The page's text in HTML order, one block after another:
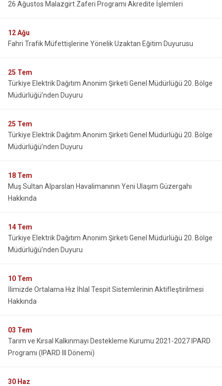
26 Ağustos Malazgirt Zaferi Programı Akredite İşlemleri
12Ağu
Fahri Trafik Müfettişlerine Yönelik Uzaktan Eğitim Duyurusu
25 Tem
Türkiye Elektrik Dağıtım Anonim Şirketi Genel Müdürlüğü 20. Bölge
Müdürlüğü’nden Duyuru
25 Tem
Türkiye Elektrik Dağıtım Anonim Şirketi Genel Müdürlüğü 20. Bölge
Müdürlüğü’nden Duyuru
18 Tem
Muş Sultan Alparslan Havalimanının Yeni Ulaşım Güzergahı
Hakkında
14 Tem
Türkiye Elektrik Dağıtım Anonim Şirketi Genel Müdürlüğü 20. Bölge
Müdürlüğü’nden Duyuru
10 Tem
İlimizde Ortalama Hız İhlal Tespit Sistemlerinin Aktifleştirilmesi
Hakkında
03 Tem
Tarım ve Kırsal Kalkınmayı Destekleme Kurumu 2021-2027 IPARD
Programı (IPARD III Dönemi)
30 Haz